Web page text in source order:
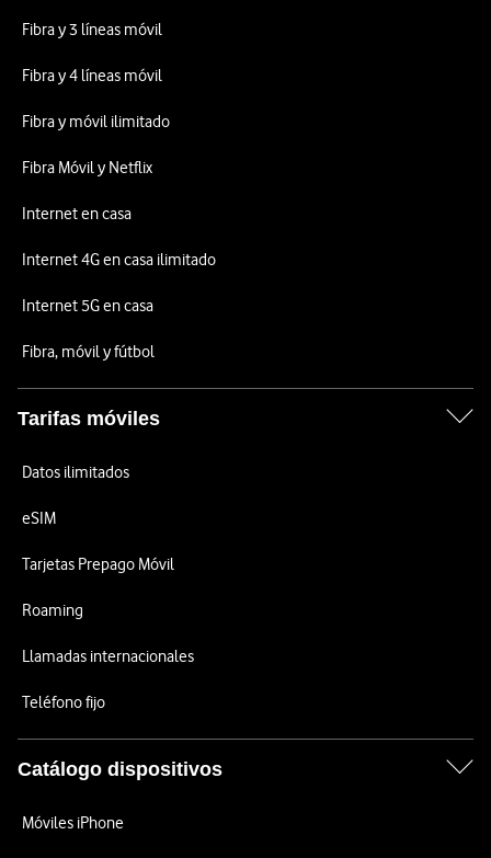
Fibra y 3 líneas móvil
Fibra y 4 líneas móvil
Fibra y móvil ilimitado
Fibra Móvil y Netflix
Internet en casa
Internet 4G en casa ilimitado
Internet 5G en casa
Fibra, móvil y fútbol
Tarifas móviles
Datos ilimitados
eSIM
Tarjetas Prepago Móvil
Roaming
Llamadas internacionales
Teléfono fijo
Catálogo dispositivos
Móviles iPhone